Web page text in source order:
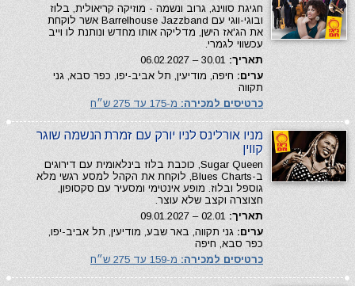
חגיגת סווינג, גרוב ונשמה - מוזיקה קריאולית, בלוז
ובוגי-ווגי עם Barrelhouse Jazzband אשר לוקחת
את הג'אז הישן, מדליקה אותו מחדש ונותנת לו וייב
עכשווי לגמרי.
תאריך:
ערים: חיפה, מודיעין, תל אביב-יפו, כפר סבא, גני
תקווה
כרטיסים למכירה: מ-175 עד 275 ש״ח
מניו אורלינס לניו יורק עם זמרת הנשמה שוגר
קווין
Sugar Queen, כוכבת בלוז בינלאומית עם דירוגים
ב-Blues Charts, לוקחת את הקהל למסע רגשי מלא
גוספל ובלוז. מופע אינטימי ומסעיר עם סקסופון,
חצוצרה וקצב שלא עוצר.
תאריך:
ערים: גני תקווה, באר שבע, מודיעין, תל אביב-יפו,
כפר סבא, חיפה
כרטיסים למכירה: מ-159 עד 275 ש״ח